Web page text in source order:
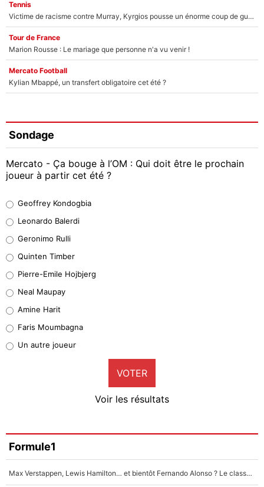
Tennis
Victime de racisme contre Murray, Kyrgios pousse un énorme coup de gueule !
Tour de France
Marion Rousse : Le mariage que personne n'a vu venir !
Mercato Football
Kylian Mbappé, un transfert obligatoire cet été ?
Sondage
Mercato - Ça bouge à l’OM : Qui doit être le prochain
joueur à partir cet été ?
38%
32%
5%
1%
9%
Faris Moumbagna
4%
Un autre joueur
Geoffrey Kondogbia
Leonardo Balerdi
Geronimo Rulli
Quinten Timber
Pierre-Emile Hojbjerg
Neal Maupay
Amine Harit
Faris Moumbagna
Un autre joueur
VOTER
Voir les résultats
Formule1
Max Verstappen, Lewis Hamilton… et bientôt Fernando Alonso ? Le classement des pilotes les mieux payés en Formule 1 risque de changer !